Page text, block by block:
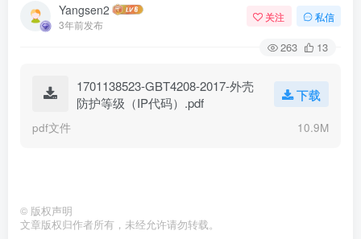
Yangsen2
3年前发布
关注 私信
263 13
1701138523-GBT4208-2017-外壳
防护等级（IP代码）.pdf
下载
pdf文件 10.9M
© 版权声明
文章版权归作者所有，未经允许请勿转载。